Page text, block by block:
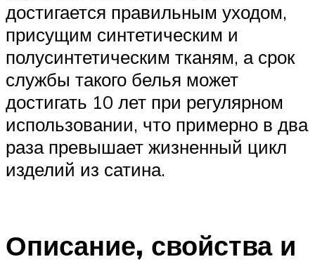
достигается правильным уходом,
присущим синтетическим и
полусинтетическим тканям, а срок
службы такого белья может
достигать 10 лет при регулярном
использовании, что примерно в два
раза превышает жизненный цикл
изделий из сатина.
Описание, свойства и